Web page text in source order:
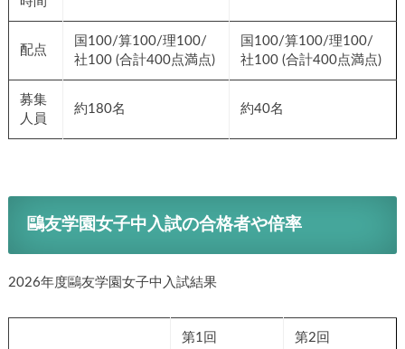
配点
国100/算100/理100/
社100 (合計400点満点)
国100/算100/理100/
社100 (合計400点満点)
募集
人員
約180名 約40名
鷗友学園女子中入試の合格者や倍率
2026年度鷗友学園女子中入試結果
第1回 第2回